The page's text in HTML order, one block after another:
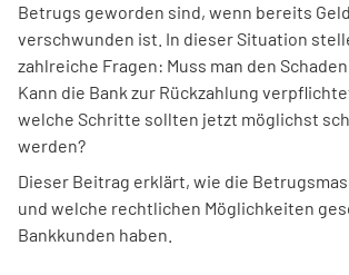
Betrugs geworden sind, wenn bereits
verschwunden ist. In dieser Situation
zahlreiche Fragen: Muss man den
Kann die Bank zur Rückzahlung
welche Schritte sollten jetzt möglichst
werden?
Dieser Beitrag erklärt, wie die
und welche rechtlichen Möglichkeiten
Bankkunden haben.